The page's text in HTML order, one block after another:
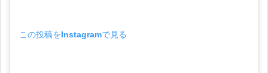
この投稿をInstagramで見る